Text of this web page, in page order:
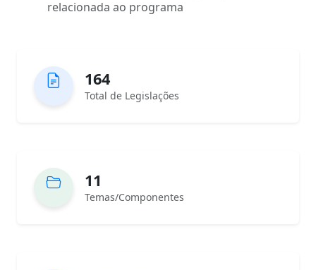
relacionada ao programa
164
Total de Legislações
11
Temas/Componentes